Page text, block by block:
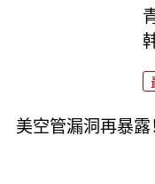
美空管漏洞再暴